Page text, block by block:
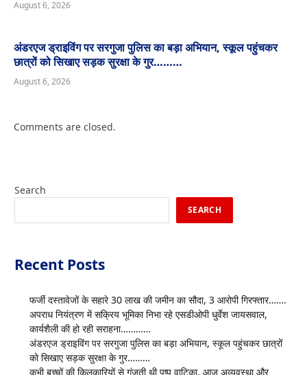
August 6, 2026
अंडरएज ड्राइविंग पर सरगुजा पुलिस का बड़ा अभियान, स्कूल पहुंचकर
छात्रों को सिखाए सड़क सुरक्षा के गुर………
August 6, 2026
Comments are closed.
Search
SEARCH
Recent Posts
फर्जी दस्तावेजों के सहारे 30 लाख की जमीन का सौदा, 3 आरोपी गिरफ्तार…….
अपराध नियंत्रण में सक्रिय भूमिका निभा रहे एसडीओपी धुर्वेश जायसवाल,
कार्यशैली की हो रही सराहना…………
अंडरएज ड्राइविंग पर सरगुजा पुलिस का बड़ा अभियान, स्कूल पहुंचकर छात्रों
को सिखाए सड़क सुरक्षा के गुर………
कभी बच्चों की किलकारियों से गूंजती थी पुष्प वाटिका, आज अव्यवस्था और